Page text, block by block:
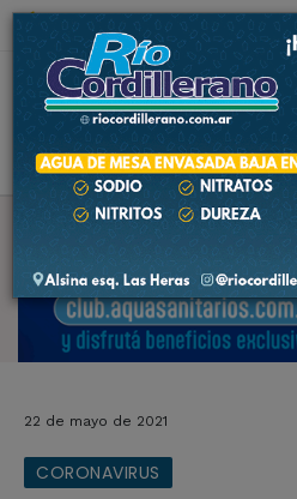
4.4 ºC
22 de mayo de 2021
CORONAVIRUS